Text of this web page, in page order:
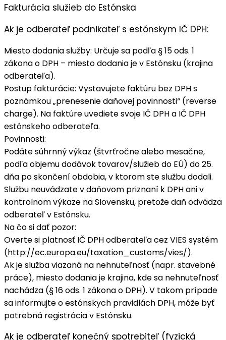
Fakturácia služieb do Estónska
Ak je odberateľ podnikateľ s estónskym IČ DPH:
Miesto dodania služby: Určuje sa podľa § 15 ods. 1
zákona o DPH – miesto dodania je v Estónsku (krajina
odberateľa).
Postup fakturácie: Vystavujete faktúru bez DPHs
poznámkou „prenesenie daňovej povinnosti“ (reverse
charge). Na faktúre uvediete svoje IČ DPH a IČ DPH
estónskeho odberateľa.
Povinnosti:
Podátesúhrnný výkaz (štvrťročne alebo mesačne,
podľa objemu dodávok tovarov/služieb do EÚ) do 25.
dňa po skončení obdobia, v ktorom ste službu dodali.
Službu neuvádzate v daňovom priznaní k DPHani v
kontrolnom výkaze na Slovensku, pretože daň odvádza
odberateľ v Estónsku.
Na čo si dať pozor:
Overte si platnosť IČ DPH odberateľa cez VIES systém
(http://ec.europa.eu/taxation_customs/vies/).
Ak je služba viazaná na nehnuteľnosť (napr. stavebné
práce), miesto dodania je krajina, kde sa nehnuteľnosť
nachádza (§ 16 ods. 1 zákona o DPH). V takom prípade
sa informujte o estónskych pravidlách DPH, môže byť
potrebná registrácia v Estónsku.
Ak je odberateľ konečný spotrebiteľ (fyzická